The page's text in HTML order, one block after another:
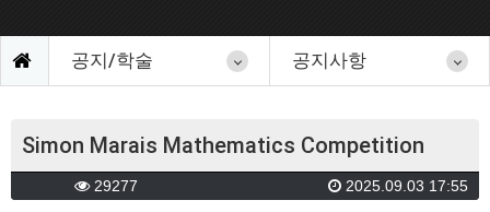
공지/학술 공지사항
Simon Marais Mathematics Competition
29277 2025.09.03 17:55